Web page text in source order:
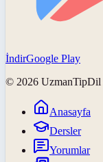
İndirGoogle Play
© 2026 UzmanTipDil
Anasayfa
Dersler
Yorumlar